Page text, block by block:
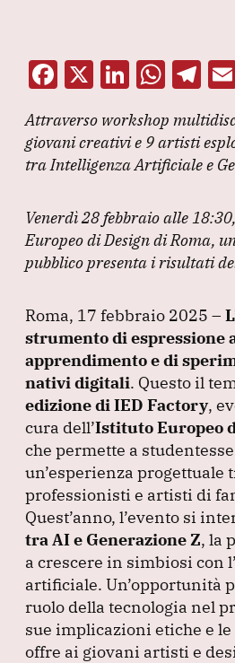
F
c
e
o
o
k
X Li
k
e
n
W
at
s
p
p
T
e
gr
m
Attraverso workshop
giovani creativi e 9 artisti
tra Intelligenza Artificiale e
Venerdì 28 febbraio alle
Europeo di Design di Roma,
pubblico presenta i risultati
Roma, 17 febbraio 2025 –
strumento di espressione
apprendimento e di
nativi digitali. Questo il
edizione di IED Factory,
cura dell’Istituto Europeo
che permette a
un’esperienza progettuale
professionisti e artisti di
Quest’anno, l’evento si
tra AI e Generazione Z, la
a crescere in simbiosi con
artificiale. Un’opportunità
ruolo della tecnologia nel
sue implicazioni etiche e
offre ai giovani artisti e